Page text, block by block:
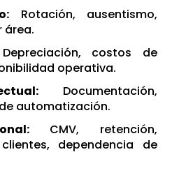
Rotación, ausentismo,
área.
costos de
operativa.
Documentación,
automatización.
CMV, retención,
dependencia de